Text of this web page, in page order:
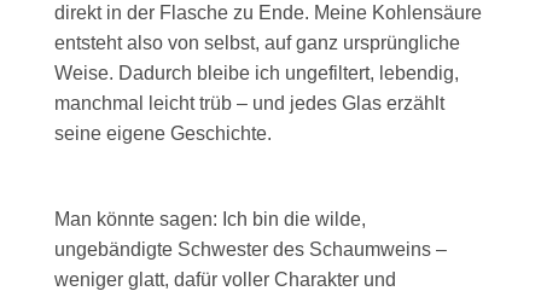
direkt in der Flasche zu Ende. Meine Kohlensäure
entsteht also von selbst, auf ganz ursprüngliche
Weise. Dadurch bleibe ich ungefiltert, lebendig,
manchmal leicht trüb – und jedes Glas erzählt
seine eigene Geschichte.
Man könnte sagen: Ich bin die wilde,
ungebändigte Schwester des Schaumweins –
weniger glatt, dafür voller Charakter und